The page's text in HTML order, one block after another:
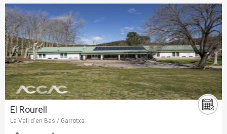
El Rourell
La Vall d'en Bas / Garrotxa